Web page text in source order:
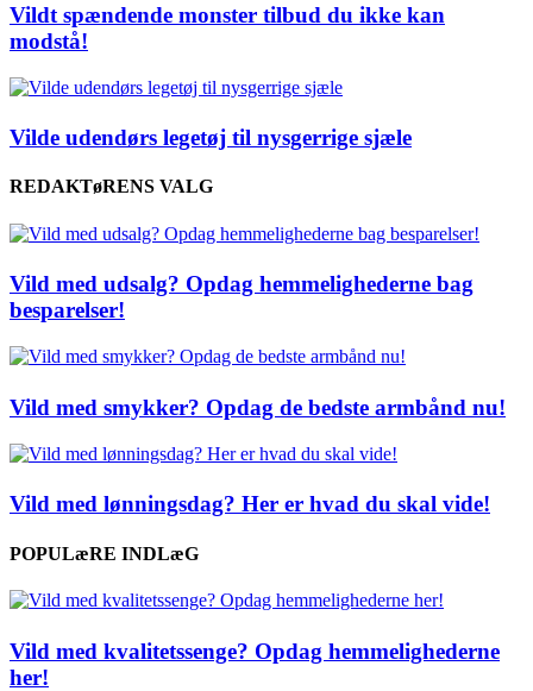
Vildt spændende monster tilbud du ikke kan
modstå!
Vilde udendørs legetøj til nysgerrige sjæle
REDAKTøRENS VALG
Vild med udsalg? Opdag hemmelighederne bag
besparelser!
Vild med smykker? Opdag de bedste armbånd nu!
Vild med lønningsdag? Her er hvad du skal vide!
POPULæRE INDLæG
Vild med kvalitetssenge? Opdag hemmelighederne
her!